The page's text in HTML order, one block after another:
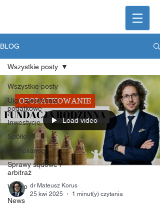
BLOG
Wszystkie posty
Ulgi i zwolnienia
podatkowe
Inwestycje
Spółki
Compliance
Sprawy sądowe i
arbitraż
Wideo
News
Wszystkie posty
Load video
dr Mateusz Korus
25 kwi 2025
1 minut(y) czytania